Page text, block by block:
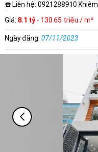
☎️ Liên hệ: 0921288910 Khiêm
Giá: 8.1 tỷ - 130.65 triệu / m²
Ngày đăng: 07/11/2023